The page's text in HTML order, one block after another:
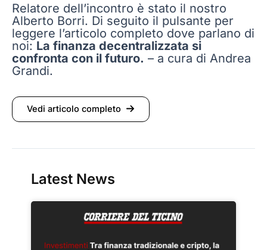
Relatore dell’incontro è stato il nostro
Alberto Borri. Di seguito il pulsante per
leggere l’articolo completo dove parlano di
noi: La finanza decentralizzata si
confronta con il futuro. – a cura di Andrea
Grandi.
Vedi articolo completo
Latest News